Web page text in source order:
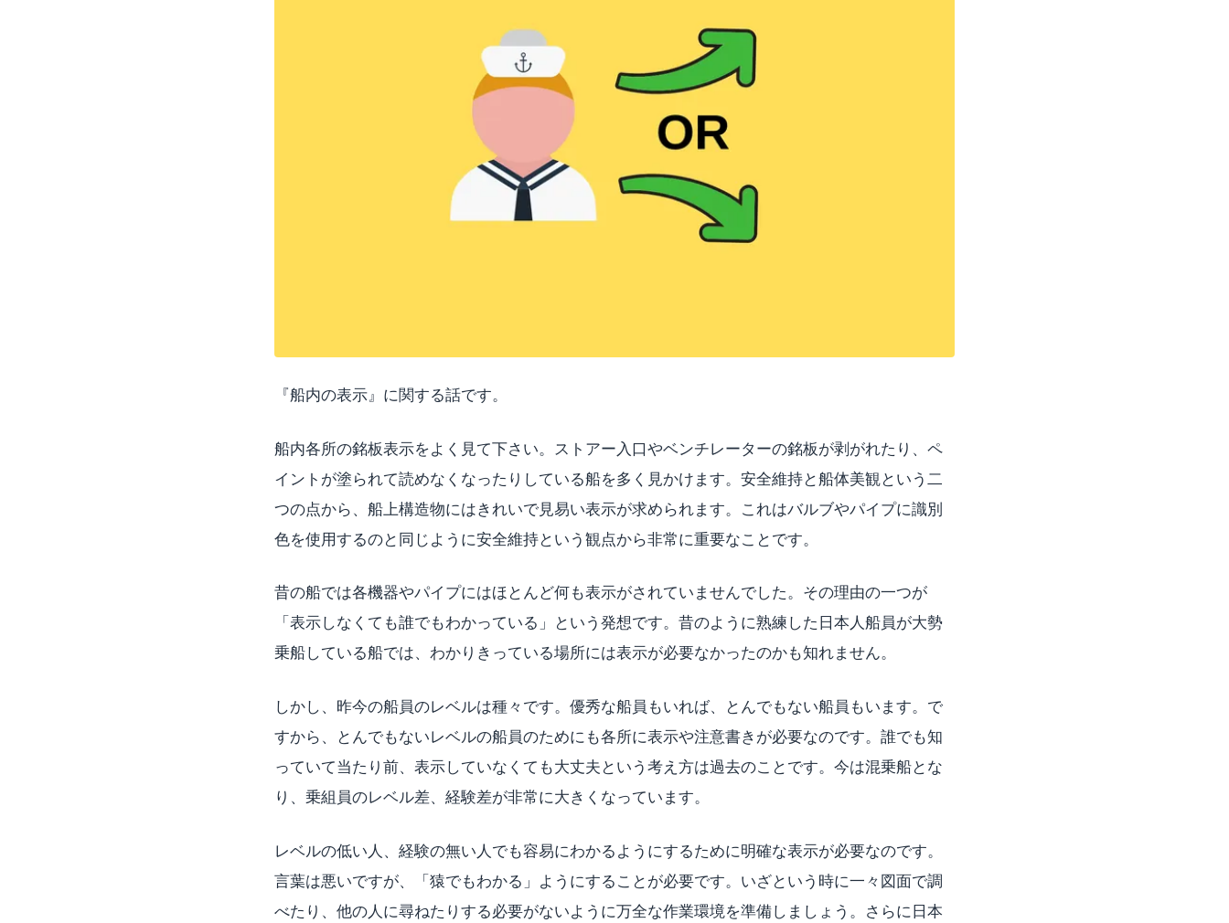
『船内の表示』に関する話です。
船内各所の銘板表示をよく見て下さい。ストアー入口やベンチレーターの銘板が剥がれたり、ペ
イントが塗られて読めなくなったりしている船を多く見かけます。安全維持と船体美観という二
つの点から、船上構造物にはきれいで見易い表示が求められます。これはバルブやパイプに識別
色を使用するのと同じように安全維持という観点から非常に重要なことです。
昔の船では各機器やパイプにはほとんど何も表示がされていませんでした。その理由の一つが
「表示しなくても誰でもわかっている」という発想です。昔のように熟練した日本人船員が大勢
乗船している船では、わかりきっている場所には表示が必要なかったのかも知れません。
しかし、昨今の船員のレベルは種々です。優秀な船員もいれば、とんでもない船員もいます。で
すから、とんでもないレベルの船員のためにも各所に表示や注意書きが必要なのです。誰でも知
っていて当たり前、表示していなくても大丈夫という考え方は過去のことです。今は混乗船とな
り、乗組員のレベル差、経験差が非常に大きくなっています。
レベルの低い人、経験の無い人でも容易にわかるようにするために明確な表示が必要なのです。
言葉は悪いですが、「猿でもわかる」ようにすることが必要です。いざという時に一々図面で調
べたり、他の人に尋ねたりする必要がないように万全な作業環境を準備しましょう。さらに日本